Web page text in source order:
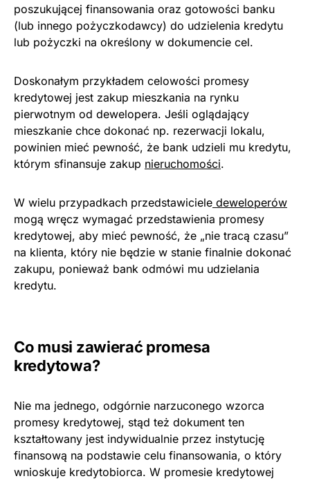
poszukującej finansowania oraz gotowości banku
(lub innego pożyczkodawcy) do udzielenia kredytu
lub pożyczki na określony w dokumencie cel.
Doskonałym przykładem celowości promesy
kredytowej jest zakup mieszkania na rynku
pierwotnym od dewelopera. Jeśli oglądający
mieszkanie chce dokonać np. rezerwacji lokalu,
powinien mieć pewność, że bank udzieli mu kredytu,
którym sfinansuje zakup nieruchomości.
W wielu przypadkach przedstawiciele deweloperów
mogą wręcz wymagać przedstawienia promesy
kredytowej, aby mieć pewność, że „nie tracą czasu”
na klienta, który nie będzie w stanie finalnie dokonać
zakupu, ponieważ bank odmówi mu udzielania
kredytu.
Co musi zawierać promesa
kredytowa?
Nie ma jednego, odgórnie narzuconego wzorca
promesy kredytowej, stąd też dokument ten
kształtowany jest indywidualnie przez instytucję
finansową na podstawie celu finansowania, o który
wnioskuje kredytobiorca. W promesie kredytowej